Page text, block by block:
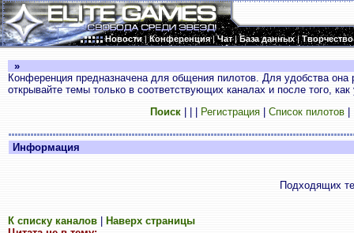
Новости|Конференция|Чат|База данных|Творчество
»
Конференция предназначена для общения пилотов. Для удобства
открывайте темы только в соответствующих каналах и после того,
Поиск
Регистрация Список пилотов
Информация
Подходящих
К списку каналов
Наверх страницы